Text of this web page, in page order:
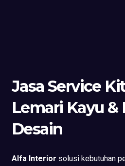
Jasa Service
Lemari Kayu &
Desain
Alfa Interior solusi kebutuhan